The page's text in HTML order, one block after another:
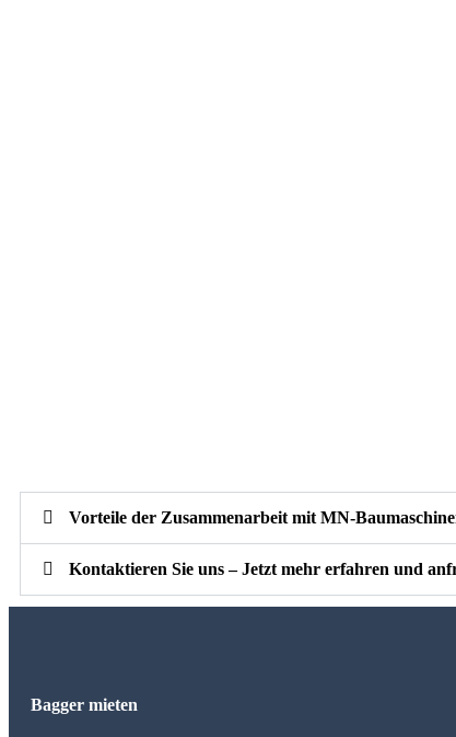
Vorteile der Zusammenarbeit mit MN-
Kontaktieren Sie uns – Jetzt mehr erfahren und
Bagger mieten